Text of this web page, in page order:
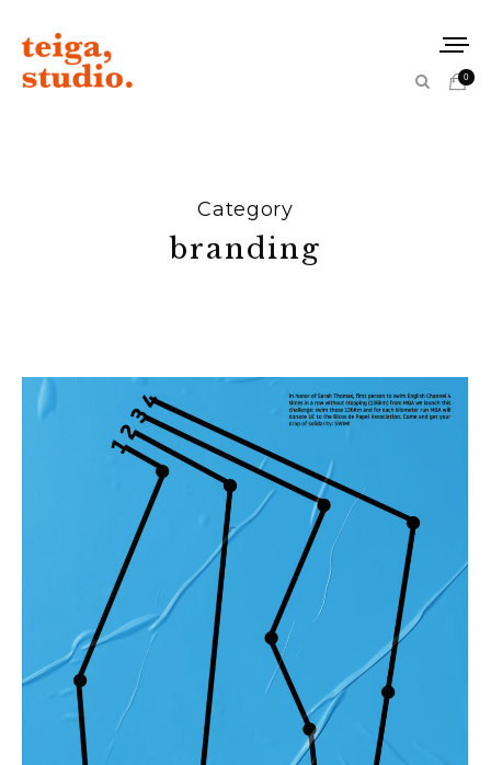
0
Category
branding